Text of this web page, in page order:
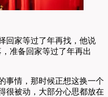
回家等过了年再找，他说
准备回家等过了年再出
事情，那时候正想这换一个
很被动，大部分心思都放在